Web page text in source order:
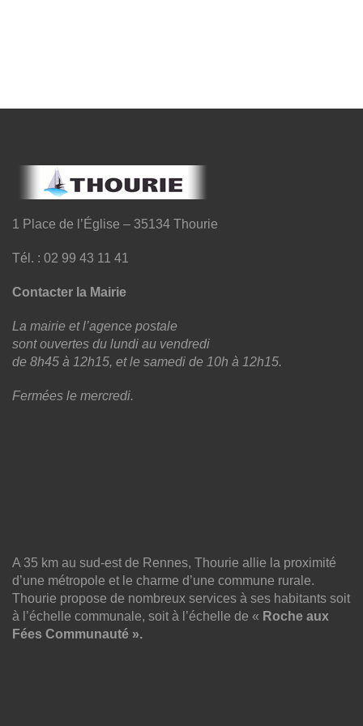
1 Place de l’Église – 35134 Thourie
Tél. : 02 99 43 11 41
Contacter la Mairie
La mairie et l’agence postale
sont ouvertes du lundi au vendredi
de 8h45 à 12h15, et le samedi de 10h à 12h15.
Fermées le mercredi.
A 35 km au sud-est de Rennes, Thourie allie la proximité
d’une métropole et le charme d’une commune rurale.
Thourie propose de nombreux services à ses habitants soit
à l’échelle communale, soit à l’échelle de « Roche aux
Fées Communauté ».